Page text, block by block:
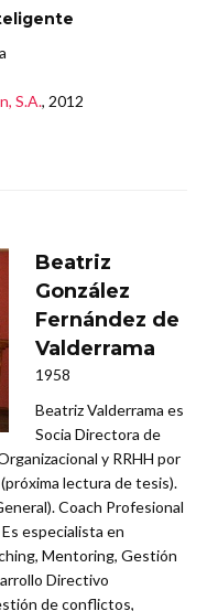
S.A., 2012
Beatriz
González
Fernández de
Valderrama
1958
Beatriz Valderrama es
Socia Directora de
y RRHH por
lectura de tesis).
Coach Profesional
especialista en
Mentoring, Gestión
Directivo
de conflictos,